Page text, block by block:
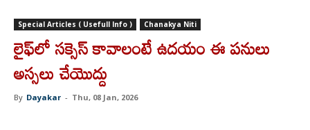
Special Articles ( Usefull Info ) Chanakya Niti
లైఫ్‌లో సక్సెస్ కావాలంటే ఉదయం ఈ పనులు
అస్సలు చేయొద్దు
By Dayakar - Thu, 08 Jan, 2026